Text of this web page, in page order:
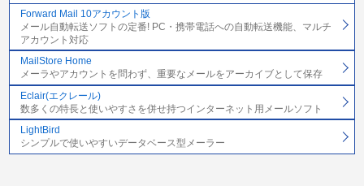
Forward Mail 10アカウント版
メール自動転送ソフトの定番! PC・携帯電話への自動転送機能、マルチ
アカウント対応
MailStore Home
メーラやアカウントを問わず、重要なメールをアーカイブとして保存
Eclair(エクレール)
数多くの特長と使いやすさを併せ持つインターネット用メールソフト
LightBird
シンプルで使いやすいデータベース型メーラー